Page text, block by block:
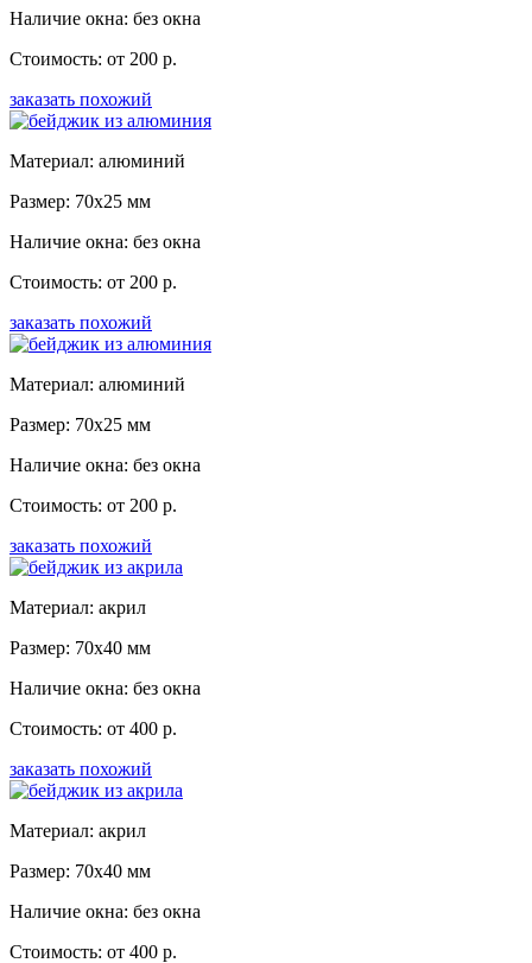
Наличие окна: без окна
Стоимость: от 200 р.
заказать похожий
Материал: алюминий
Размер: 70x25 мм
Наличие окна: без окна
Стоимость: от 200 р.
заказать похожий
Материал: алюминий
Размер: 70x25 мм
Наличие окна: без окна
Стоимость: от 200 р.
заказать похожий
Материал: акрил
Размер: 70x40 мм
Наличие окна: без окна
Стоимость: от 400 р.
заказать похожий
Материал: акрил
Размер: 70x40 мм
Наличие окна: без окна
Стоимость: от 400 р.